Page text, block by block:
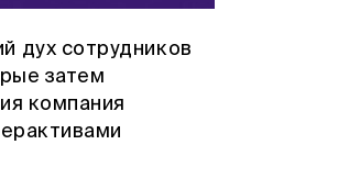
дух сотрудников
затем
компания